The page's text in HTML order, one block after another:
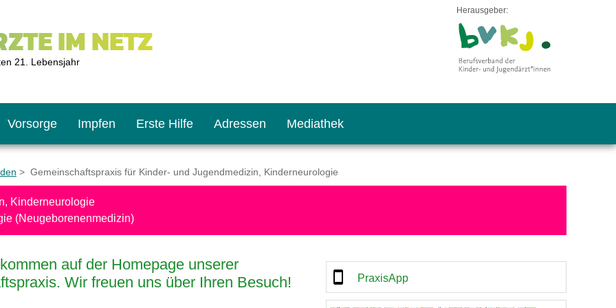
IM NETZ
21. Lebensjahr
Herausgeber:
Vorsorge Impfen
oft?
Erste Hilfe Adressen Mediathek
> Gemeinschaftspraxis für Kinder- und Jugendmedizin, Kinderneurologie
Kinderneurologie
(Neugeborenenmedizin)
auf der Homepage unserer
Wir freuen uns über Ihren Besuch!
PraxisApp